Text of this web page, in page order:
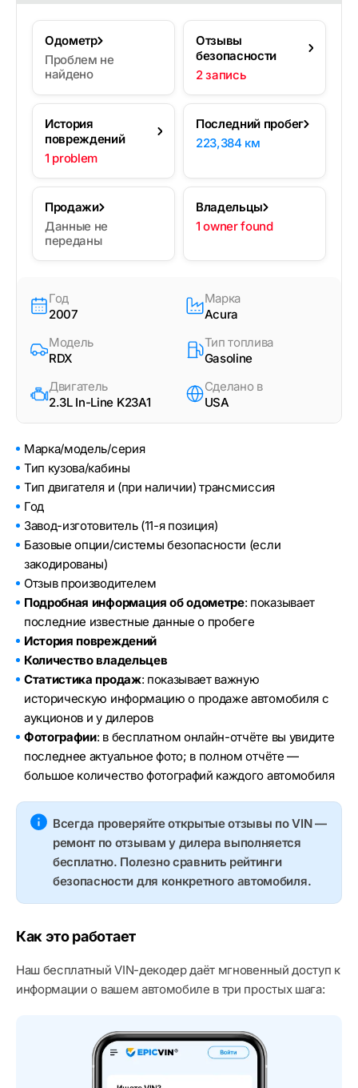
Одометр
Проблем не
найдено
Отзывы
безопасности
2 запись
История
повреждений
1 problem
Последний пробег
223,384 км
Продажи
Данные не
переданы
Владельцы
1 owner found
Год
2007
Марка
Acura
Модель
RDX
Тип топлива
Gasoline
Двигатель
2.3L In-Line K23A1
Сделано в
USA
Марка/модель/серия
Тип кузова/кабины
Тип двигателя и (при наличии) трансмиссия
Год
Завод-изготовитель (11-я позиция)
Базовые опции/системы безопасности (если
закодированы)
Отзыв производителем
Подробная информация об одометре: показывает
последние известные данные о пробеге
История повреждений
Количество владельцев
Статистика продаж: показывает важную
историческую информацию о продаже автомобиля с
аукционов и у дилеров
Фотографии: в бесплатном онлайн-отчёте вы увидите
последнее актуальное фото; в полном отчёте —
большое количество фотографий каждого автомобиля
Всегда проверяйте открытые отзывы по VIN —
ремонт по отзывам у дилера выполняется
бесплатно. Полезно сравнить рейтинги
безопасности для конкретного автомобиля.
Как это работает
Наш бесплатный VIN-декодер даёт мгновенный доступ к
информации о вашем автомобиле в три простых шага: